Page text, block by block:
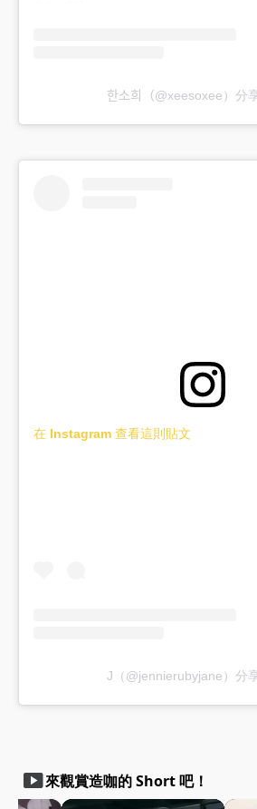
한소희（@xeesoxee）
在 Instagram 查看這則貼文
J（@jennierubyjane）分
smart_display來觀賞造咖的 Short 吧！